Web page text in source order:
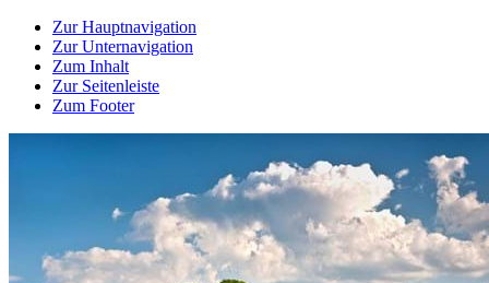
Zur Hauptnavigation
Zur Unternavigation
Zum Inhalt
Zur Seitenleiste
Zum Footer